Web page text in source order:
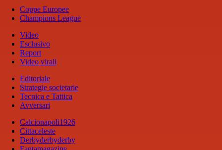
Coppe Europee
Champions League
Video
Esclusivo
Report
Video virali
Editoriale
Strategie societarie
Tecnica e Tattica
Avversari
Calcionapoli1926
Cittaceleste
Derbyderbyderby